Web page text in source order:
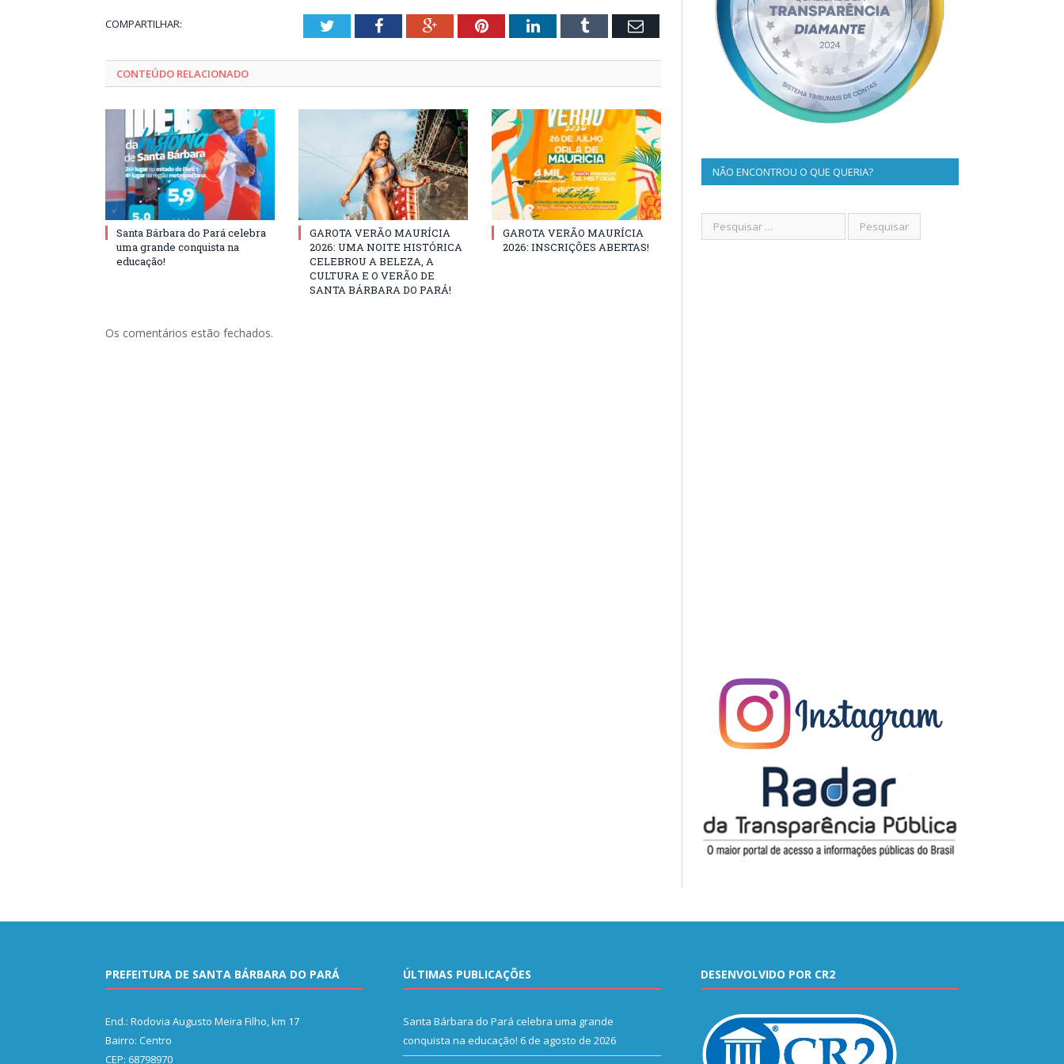
COMPARTILHAR: TwitterFacebookGoogle+PinterestLinkedInTumblr Email
CONTEÚDO RELACIONADO
Santa Bárbara do Pará celebra
uma grande conquista na
educação!
GAROTA VERÃO MAURÍCIA
2026: UMA NOITE HISTÓRICA
CELEBROU A BELEZA, A
CULTURA E O VERÃO DE
SANTA BÁRBARA DO PARÁ!
GAROTA VERÃO MAURÍCIA
2026: INSCRIÇÕES ABERTAS!
Os comentários estão fechados.
NÃO ENCONTROU O QUE QUERIA?
PREFEITURA DE SANTA BÁRBARA DO PARÁ
End.: Rodovia Augusto Meira Filho, km 17
Bairro: Centro
CEP: 68798970
ÚLTIMAS PUBLICAÇÕES
Santa Bárbara do Pará celebra uma grande
conquista na educação! 6 de agosto de 2026
DESENVOLVIDO POR CR2